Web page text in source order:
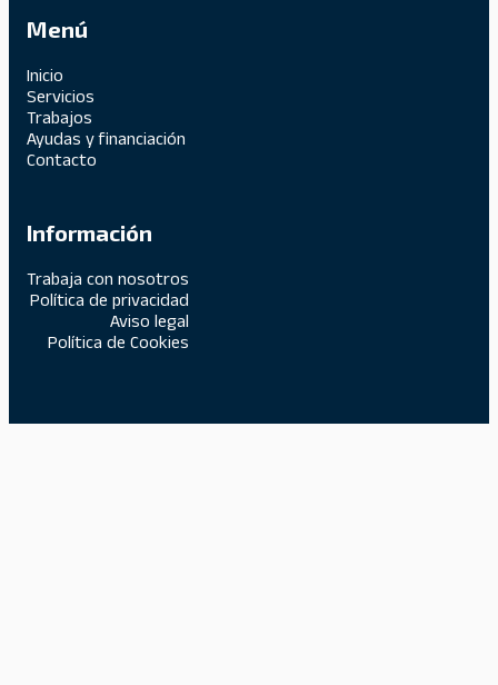
Menú
Inicio
Servicios
Trabajos
Ayudas y financiación
Contacto
Información
Trabaja con nosotros
Política de privacidad
Aviso legal
Política de Cookies